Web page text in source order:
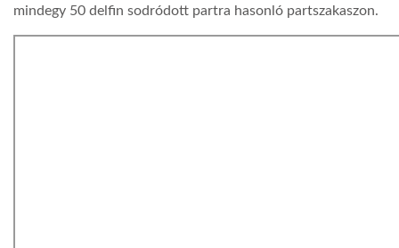
mindegy 50 delfin sodródott partra hasonló partszakaszon.